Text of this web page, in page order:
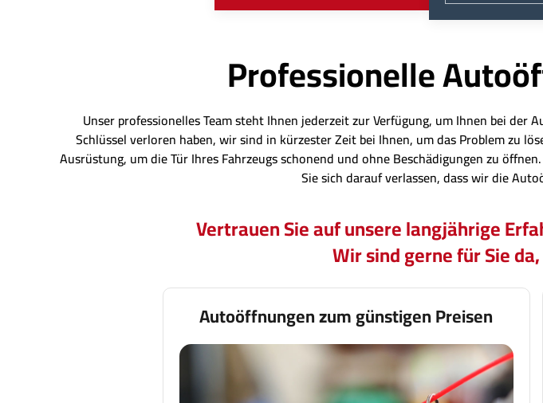
Professionelle
Unser professionelles Team steht Ihnen jederzeit zur Verfügung, um Ihnen bei
Schlüssel verloren haben, wir sind in kürzester Zeit bei Ihnen, um das Problem zu
Ausrüstung, um die Tür Ihres Fahrzeugs schonend und ohne Beschädigungen zu
Sie sich darauf verlassen, dass wir die
Vertrauen Sie auf unsere langjährige
Wir sind gerne für Sie
Autoöffnungen zum günstigen Preisen